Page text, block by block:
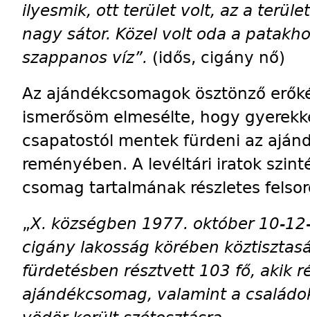
ilyesmik, ott terület volt, az a
nagy sátor. Közel volt oda a
szappanos víz”. (idős, cigány nő)
Az ajándékcsomagok ösztönző
ismerősöm elmesélte, hogy
csapatostól mentek fürdeni az
reményében. A levéltári iratok
csomag tartalmának részletes
„X. községben 1977. október 10-
cigány lakosság körében
fürdetésben résztvett 103 fő, akik
ajándékcsomag, valamint a